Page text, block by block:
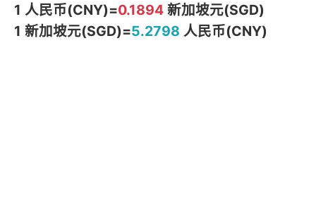
1 人民币(CNY)=0.1894新加坡元(SGD)
1 新加坡元(SGD)=5.2798 人民币(CNY)